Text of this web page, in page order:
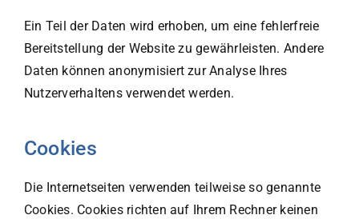
Ein Teil der Daten wird erhoben, um eine fehlerfreie
Bereitstellung der Website zu gewährleisten. Andere
Daten können anonymisiert zur Analyse Ihres
Nutzerverhaltens verwendet werden.
Cookies
Die Internetseiten verwenden teilweise so genannte
Cookies. Cookies richten auf Ihrem Rechner keinen